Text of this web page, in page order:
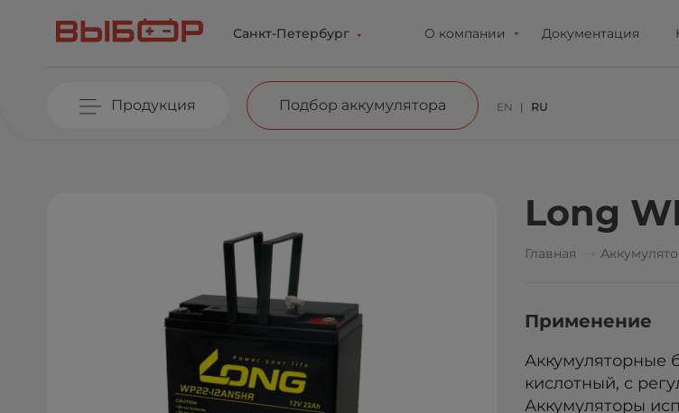
Санкт-Петербург О компании Документация
Продукция Подбор аккумулятора EN RU
Long
Главная
Применение
Аккумуляторные
кислотный, с
Аккумуляторы